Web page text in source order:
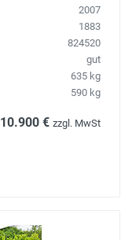
2007
1883
824520
gut
635 kg
590 kg
10.900 € zzgl. MwSt